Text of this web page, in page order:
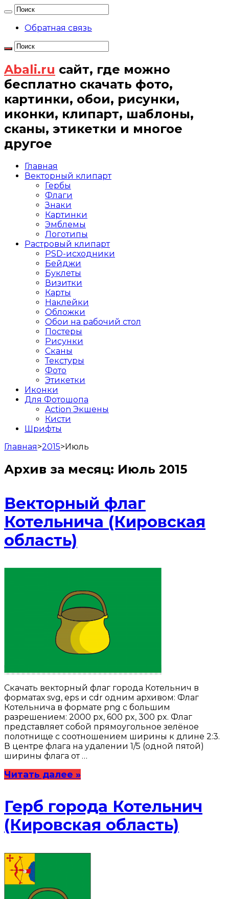
Обратная связь
Abali.ru сайт, где можно
бесплатно скачать фото,
картинки, обои, рисунки,
иконки, клипарт, шаблоны,
сканы, этикетки и многое
другое
Главная
Векторный клипарт
Гербы
Флаги
Знаки
Картинки
Эмблемы
Логотипы
Растровый клипарт
PSD-исходники
Бейджи
Буклеты
Визитки
Карты
Наклейки
Обложки
Обои на рабочий стол
Постеры
Рисунки
Сканы
Текстуры
Фото
Этикетки
Иконки
Для Фотошопа
Action Экшены
Кисти
Шрифты
Главная>2015>Июль
Архив за месяц: Июль 2015
Векторный флаг
Котельнича (Кировская
область)
Скачать векторный флаг города Котельнич в
форматах svg, eps и cdr одним архивом: Флаг
Котельнича в формате png с большим
разрешением: 2000 px, 600 px, 300 px. Флаг
представляет собой прямоугольное зелёное
полотнище с соотношением ширины к длине 2:3.
В центре флага на удалении 1/5 (одной пятой)
ширины флага от …
Читать далее »
Герб города Котельнич
(Кировская область)